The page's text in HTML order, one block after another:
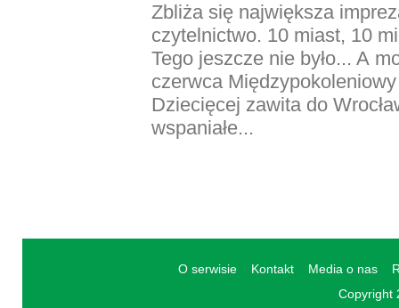
Zbliża się największa
czytelnictwo. 10 miast, 10
Tego jeszcze nie było... A
czerwca
Dziecięcej zawita do
wspaniałe...
O serwisie Kontakt Media o nas
Copyright